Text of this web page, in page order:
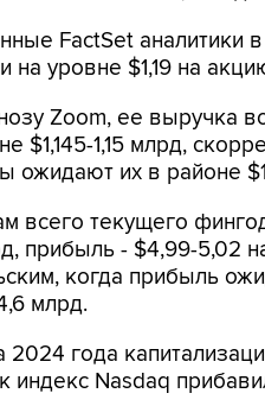
FactSet аналитики
на уровне $1,19 на
Zoom, ее выручка
$1,145-1,15 млрд,
ожидают их в районе
всего текущего
прибыль - $4,99-5,02
когда прибыль
млрд.
2024 года
индекс Nasdaq